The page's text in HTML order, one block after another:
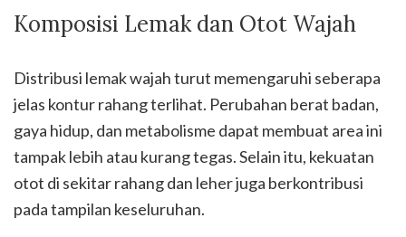
Komposisi Lemak dan Otot Wajah
Distribusi lemak wajah turut memengaruhi seberapa
jelas kontur rahang terlihat. Perubahan berat badan,
gaya hidup, dan metabolisme dapat membuat area ini
tampak lebih atau kurang tegas. Selain itu, kekuatan
otot di sekitar rahang dan leher juga berkontribusi
pada tampilan keseluruhan.